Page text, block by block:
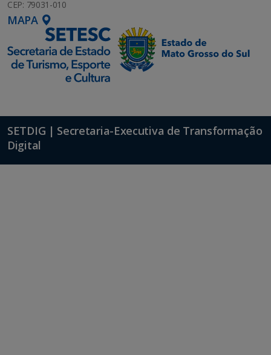
CEP: 79031-010
MAPA
SETDIG | Secretaria-Executiva de Transformação
Digital